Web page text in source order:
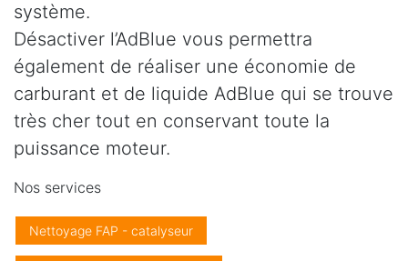
système.
Désactiver l’AdBlue vous permettra
également de réaliser une économie de
carburant et de liquide AdBlue qui se trouve
très cher tout en conservant toute la
puissance moteur.
Nos services
Nettoyage FAP - catalyseur